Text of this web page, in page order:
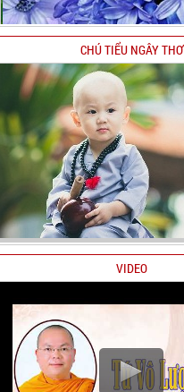
CHÚ TIỂU NGÂY THƠ
VIDEO